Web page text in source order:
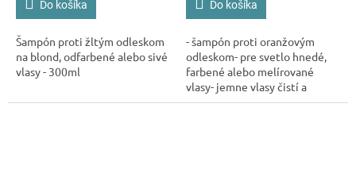
Do košíka
Šampón proti žltým odleskom
na blond, odfarbené alebo sivé
vlasy - 300ml
Do košíka
- šampón proti oranžovým
odleskom- pre svetlo hnedé,
farbené alebo melírované
vlasy- jemne vlasy čistí a
ošetruje- neutralizuje